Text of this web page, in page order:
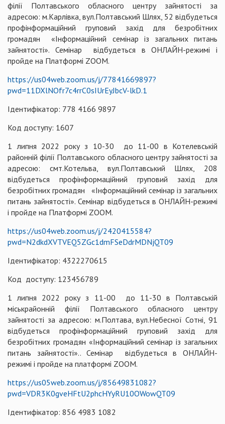
філії Полтавського обласного центру зайнятості за
адресою: м.Карлівка, вул.Полтавський Шлях, 52 відбудеться
профінформаційний груповий захід для безробітних
громадян «Інформаційний семінар із загальних питань
зайнятості». Семінар відбудеться в ОНЛАЙН-режимі і
пройде на Платформі ZOOM.
https://us04web.zoom.us/j/77841669897?
pwd=11DXlNOfr7c4rrC0sIUrEyJbcV-lkD.1
Ідентифікатор: 778 4166 9897
Код доступу: 1607
1 липня 2022 року з 10-30 до 11-00 в Котелевській
районній філії Полтавського обласного центру зайнятості за
адресою: смт.Котельва, вул.Полтавський Шлях, 208
відбудеться профінформаційний груповий захід для
безробітних громадян «Інформаційний семінар із загальних
питань зайнятості». Семінар відбудеться в ОНЛАЙН-режимі
і пройде на Платформі ZOOM.
https://us04web.zoom.us/j/2420415584?
pwd=N2dkdXVTVEQ5ZGc1dmFSeDdrMDNjQT09
Ідентифікатор: 4322270615
Код доступу: 123456789
1 липня 2022 року з 11-00 до 11-30 в Полтавській
міськрайонній філії Полтавського обласного центру
зайнятості за адресою: м.Полтава, вул.Небесної Сотні, 91
відбудеться профінформаційний груповий захід для
безробітних громадян «Інформаційний семінар із загальних
питань зайнятості».. Семінар відбудеться в ОНЛАЙН-
режимі і пройде на платформі ZOOM.
https://us05web.zoom.us/j/85649831082?
pwd=VDR3K0gveHFtU2phcHYyRU10OWowQT09
Ідентифікатор: 856 4983 1082